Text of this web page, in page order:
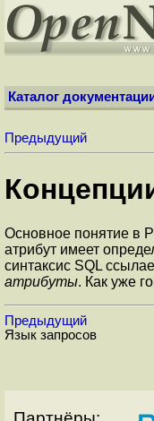
Каталог
Предыдущий
Основное понятие в
атрибут имеет
синтаксис SQL
атрибуты. Как уже
Предыдущий
Язык запросов